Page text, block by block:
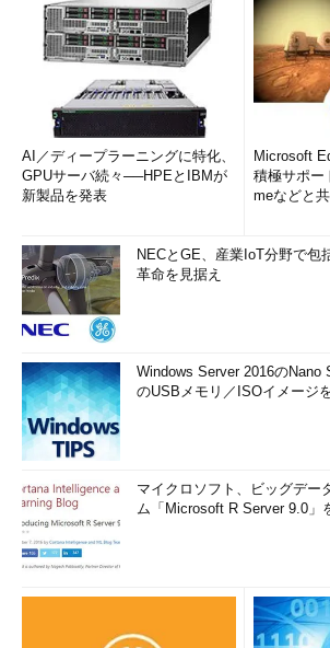
AI／ディープラーニングに特化、
GPUサーバ続々──HPEとIBMが
新製品を発表
Microsoft
積極サポー
meなどと
NECとGE、産業IoT分野で
革命を見据え
Windows Server 2016のNano
のUSBメモリ／ISOイメージ
マイクロソフト、ビッグデー
ム「Microsoft R Server 9.0」